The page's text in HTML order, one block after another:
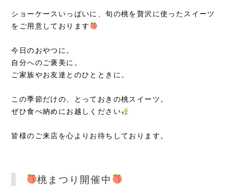
ショーケースいっぱいに、旬の桃を贅沢に使ったスイーツ
をご用意しております
今日のおやつに。
自分へのご褒美に。
ご家族やお友達とのひとときに。
この季節だけの、とっておきの桃スイーツ。
ぜひ食べ納めにお越しください
皆様のご来店を心よりお待ちしております。
桃まつり開催中